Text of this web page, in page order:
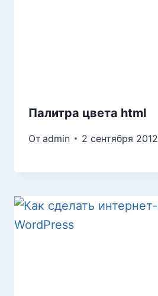
Палитра цвета html
От admin 2 сентября 2012